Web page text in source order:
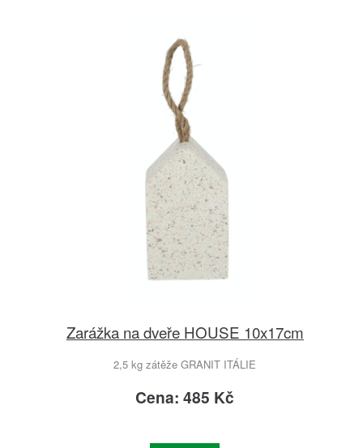
Zarážka na dveře HOUSE 10x17cm
2,5 kg zátěže GRANIT ITÁLIE
Cena: 485 Kč